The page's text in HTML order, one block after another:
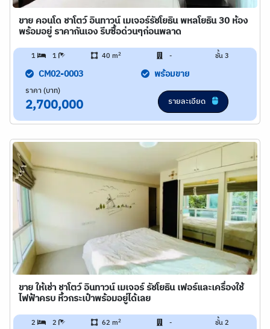
ขาย คอนโด ชาโตว์ อินทาวน์ เมเจอร์รัชโยธิน พหลโยธิน 30 ห้อง
พร้อมอยู่ ราคากันเอง รีบซื้อด่วนๆก่อนพลาด
1 1 40 m2 - ชั้น 3
CM02-0003 พร้อมขาย
ราคา (บาท)
2,700,000 รายละเอียด
ขาย ให้เช่า ชาโตว์ อินทาวน์ เมเจอร์ รัชโยธิน เฟอร์และเครื่องใช้
ไฟฟ้าครบ หิ้วกระเป๋าพร้อมอยู่ได้เลย
2 2 62 m2 - ชั้น 2